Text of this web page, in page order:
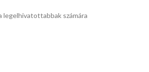
legelhivatottabbak számára